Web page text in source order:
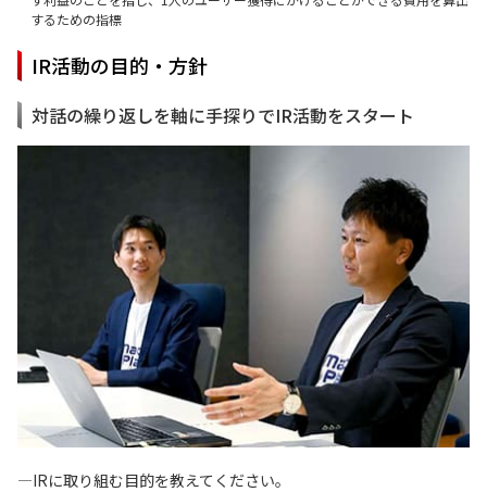
するための指標
IR活動の目的・方針
対話の繰り返しを軸に手探りでIR活動をスタート
—IRに取り組む目的を教えてください。